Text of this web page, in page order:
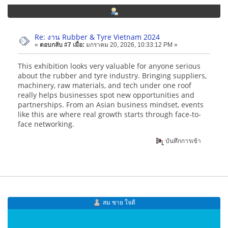
Re: งาน Rubber & Tyre Vietnam 2024
« ตอบกลับ #7 เมื่อ: มกราคม 20, 2026, 10:33:12 PM »
This exhibition looks very valuable for anyone serious
about the rubber and tyre industry. Bringing suppliers,
machinery, raw materials, and tech under one roof
really helps businesses spot new opportunities and
partnerships. From an Asian business mindset, events
like this are where real growth starts through face-to-
face networking.
บันทึกการเข้า
สม ชาย ใจดี